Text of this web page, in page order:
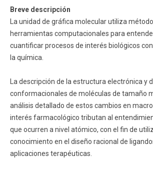
Funcionarios
Breve descripción
La unidad de gráfica molecular utiliza
herramientas computacionales para
cuantificar procesos de interés biológicos
la química.
La descripción de la estructura electrónica y
conformacionales de moléculas de tamaño
análisis detallado de estos cambios en
interés farmacológico tributan al
que ocurren a nivel atómico, con el fin de
conocimiento en el diseño racional de
aplicaciones terapéuticas.